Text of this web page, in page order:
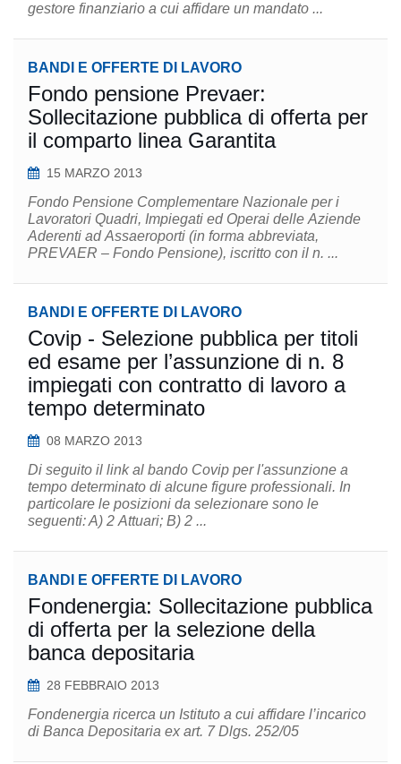
gestore finanziario a cui affidare un mandato ...
BANDI E OFFERTE DI LAVORO
Fondo pensione Prevaer:
Sollecitazione pubblica di offerta per
il comparto linea Garantita
15 MARZO 2013
Fondo Pensione Complementare Nazionale per i
Lavoratori Quadri, Impiegati ed Operai delle Aziende
Aderenti ad Assaeroporti (in forma abbreviata,
PREVAER – Fondo Pensione), iscritto con il n. ...
BANDI E OFFERTE DI LAVORO
Covip - Selezione pubblica per titoli
ed esame per l’assunzione di n. 8
impiegati con contratto di lavoro a
tempo determinato
08 MARZO 2013
Di seguito il link al bando Covip per l'assunzione a
tempo determinato di alcune figure professionali. In
particolare le posizioni da selezionare sono le
seguenti: A) 2 Attuari; B) 2 ...
BANDI E OFFERTE DI LAVORO
Fondenergia: Sollecitazione pubblica
di offerta per la selezione della
banca depositaria
28 FEBBRAIO 2013
Fondenergia ricerca un Istituto a cui affidare l’incarico
di Banca Depositaria ex art. 7 Dlgs. 252/05